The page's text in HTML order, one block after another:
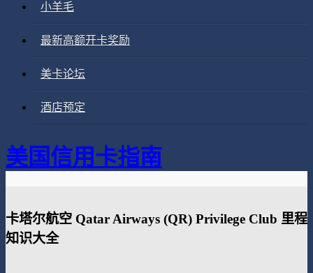
小羊毛
最新高额开卡奖励
美卡论坛
酒店预定
美国信用卡指南
卡塔尔航空 Qatar Airways (QR) Privilege Club 里程
知识大全